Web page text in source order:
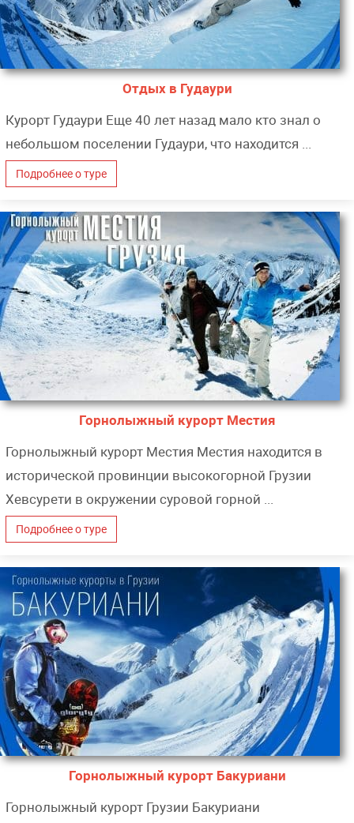
Отдых в Гудаури
Курорт Гудаури Еще 40 лет назад мало кто знал о
небольшом поселении Гудаури, что находится ...
Подробнее о туре
Горнолыжный курорт Местия
Горнолыжный курорт Местия Местия находится в
исторической провинции высокогорной Грузии
Хевсурети в окружении суровой горной ...
Подробнее о туре
Горнолыжный курорт Бакуриани
Горнолыжный курорт Грузии Бакуриани